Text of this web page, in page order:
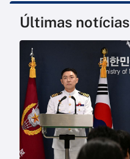
Últimas notícias